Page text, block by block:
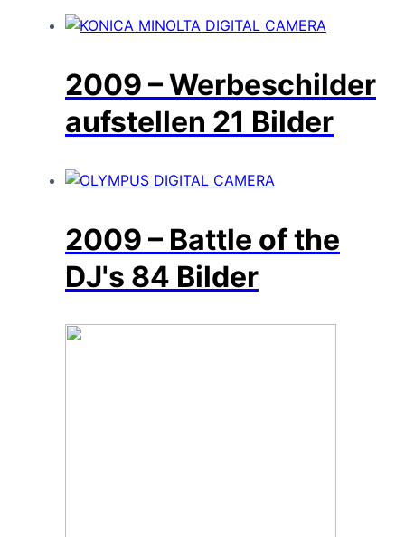
2009 – Werbeschilder
aufstellen 21 Bilder
2009 – Battle of the
DJ's 84 Bilder